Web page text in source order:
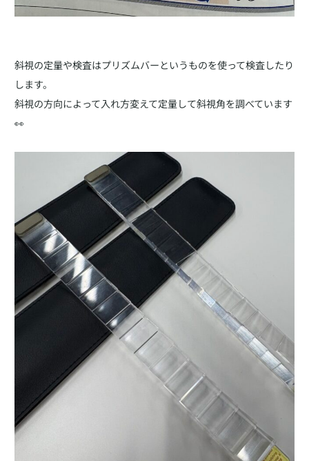
斜視の定量や検査はプリズムバーというものを使って検査したり
します。
斜視の方向によって入れ方変えて定量して斜視角を調べています
👀